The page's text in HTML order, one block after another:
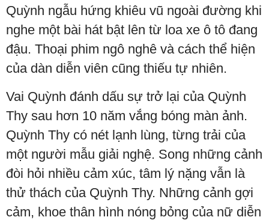
Quỳnh ngẫu hứng khiêu vũ ngoài đường khi
nghe một bài hát bật lên từ loa xe ô tô đang
đậu. Thoại phim ngô nghê và cách thể hiện
của dàn diễn viên cũng thiếu tự nhiên.
Vai Quỳnh đánh dấu sự trở lại của Quỳnh
Thy sau hơn 10 năm vắng bóng màn ảnh.
Quỳnh Thy có nét lạnh lùng, từng trải của
một người mẫu giải nghệ. Song những cảnh
đòi hỏi nhiều cảm xúc, tâm lý nặng vẫn là
thử thách của Quỳnh Thy. Những cảnh gợi
cảm, khoe thân hình nóng bỏng của nữ diễn